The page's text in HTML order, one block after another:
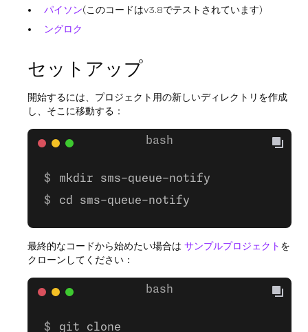
パイソン(このコードはv3.8でテストされています)
ングロク
セットアップ
開始するには、プロジェクト用の新しいディレクトリを作成
し、そこに移動する：
mkdir sms-queue-notify
cd sms-queue-notify
最終的なコードから始めたい場合は サンプルプロジェクト を
クローンしてください：
git clone